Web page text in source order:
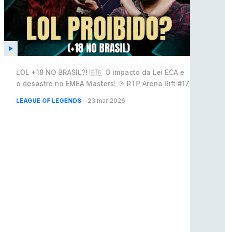
LOL +18 NO BRASIL?! 🇧🇷 O impacto da Lei ECA e
o desastre no EMEA Masters! 💠 RTP Arena Rift #17
LEAGUE OF LEGENDS 23 mar 2026